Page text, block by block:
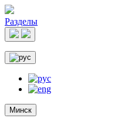
Разделы
Минск